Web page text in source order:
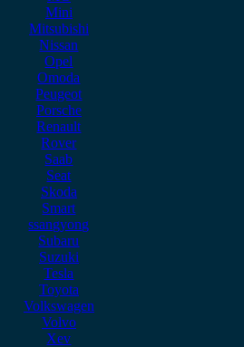
Mini
Mitsubishi
Nissan
Opel
Omoda
Peugeot
Porsche
Renault
Rover
Saab
Seat
Skoda
Smart
ssangyong
Subaru
Suzuki
Tesla
Toyota
Volkswagen
Volvo
Xev